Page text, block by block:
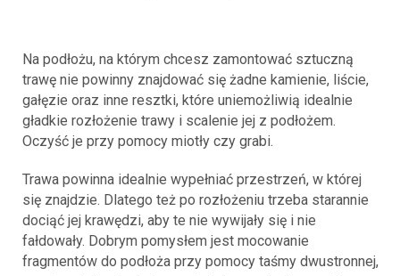
Na podłożu, na którym chcesz zamontować sztuczną
trawę nie powinny znajdować się żadne kamienie, liście,
gałęzie oraz inne resztki, które uniemożliwią idealnie
gładkie rozłożenie trawy i scalenie jej z podłożem.
Oczyść je przy pomocy miotły czy grabi.
Trawa powinna idealnie wypełniać przestrzeń, w której
się znajdzie. Dlatego też po rozłożeniu trzeba starannie
dociąć jej krawędzi, aby te nie wywijały się i nie
fałdowały. Dobrym pomysłem jest mocowanie
fragmentów do podłoża przy pomocy taśmy dwustronnej,